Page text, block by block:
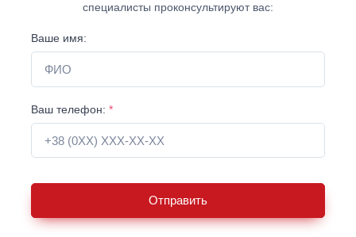
специалисты проконсультируют вас:
Ваше имя:
Ваш телефон: *
Отправить